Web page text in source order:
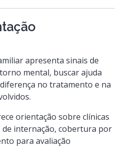
apresenta sinais de
mental, buscar ajuda
no tratamento e na
orientação sobre clínicas
de internação, cobertura por
para avaliação